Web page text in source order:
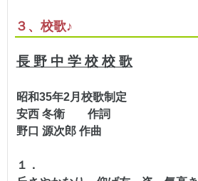
３、校歌♪
長 野 中 学 校 校 歌
昭和35年2月校歌制定
安西 冬衛 作詞
野口 源次郎 作曲
１．